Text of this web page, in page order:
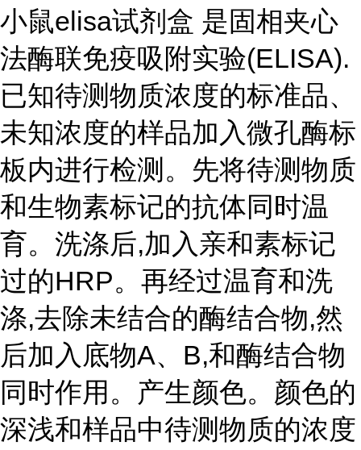
小鼠elisa试剂盒 是固相夹心
法酶联免疫吸附实验(ELISA).
已知待测物质浓度的标准品、
未知浓度的样品加入微孔酶标
板内进行检测。先将待测物质
和生物素标记的抗体同时温
育。洗涤后,加入亲和素标记
过的HRP。再经过温育和洗
涤,去除未结合的酶结合物,然
后加入底物A、B,和酶结合物
同时作用。产生颜色。颜色的
深浅和样品中待测物质的浓度